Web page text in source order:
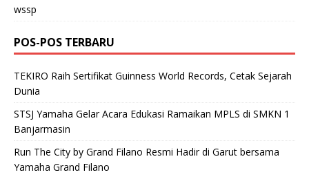
wssp
POS-POS TERBARU
TEKIRO Raih Sertifikat Guinness World Records, Cetak Sejarah
Dunia
STSJ Yamaha Gelar Acara Edukasi Ramaikan MPLS di SMKN 1
Banjarmasin
Run The City by Grand Filano Resmi Hadir di Garut bersama
Yamaha Grand Filano